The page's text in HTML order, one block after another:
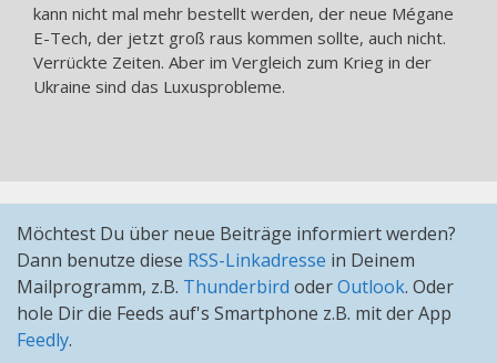
kann nicht mal mehr bestellt werden, der neue Mégane
E-Tech, der jetzt groß raus kommen sollte, auch nicht.
Verrückte Zeiten. Aber im Vergleich zum Krieg in der
Ukraine sind das Luxusprobleme.
Möchtest Du über neue Beiträge informiert werden?
Dann benutze diese RSS-Linkadresse in Deinem
Mailprogramm, z.B. Thunderbird oderOutlook. Oder
hole Dir die Feeds auf's Smartphone z.B. mit der App
Feedly.